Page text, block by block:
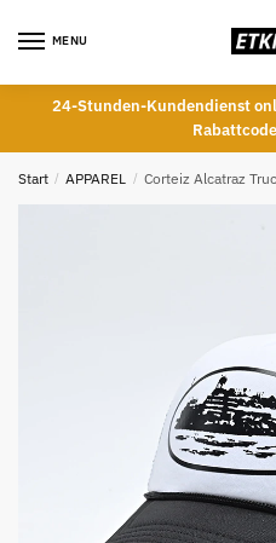
MENU
24-Stunden-Kundendienst
Start / APPAREL / Corteiz Alcatraz